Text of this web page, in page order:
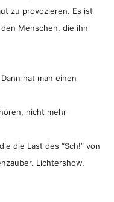
zu provozieren. Es ist
Menschen, die ihn
hat man einen
nicht mehr
die Last des “Sch!” von
Lichtershow.